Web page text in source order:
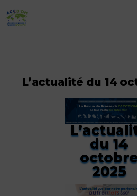
L’actualité du 14
du 14
octobre
2025